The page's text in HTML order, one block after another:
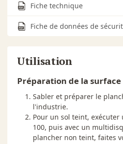
Fiche technique
Fiche de données de
Utilisation
Préparation de la surface
Sabler et préparer le
l'industrie.
Pour un sol teint,
100, puis avec un
plancher non teint, faites